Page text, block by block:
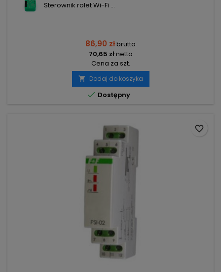
Sterownik rolet Wi-Fi ...
86,90 złbrutto
70,65 złnetto
Cena za szt.
 Dodaj do koszyka
 Dostępny
favorite_border